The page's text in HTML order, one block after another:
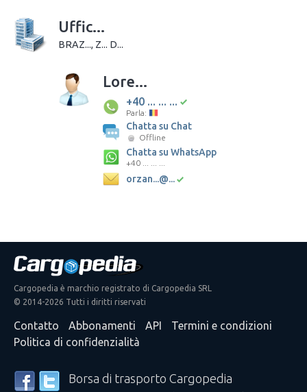
Uffic...
BRAZ..., Z... D...
Lore...
+40 ... ... ...
Parla:
Chatta su Chat
Offline
Chatta su WhatsApp
+40 ... ... ...
orzan...@...
Cargopedia è marchio registrato di Cargopedia SRL
© 2014-2026 Tutti i diritti riservati
Contatto Abbonamenti API
Termini e condizioni
Politica di confidenzialità
Borsa di trasporto Cargopedia